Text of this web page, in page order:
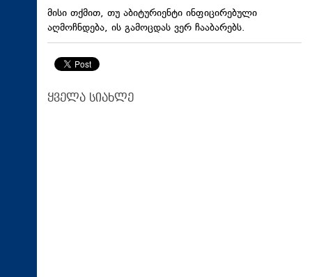
მისი თქმით, თუ აბიტურიენტი ინფიცირებული
აღმოჩნდება, ის გამოცდას ვერ ჩააბარებს.
ყველა სიახლე